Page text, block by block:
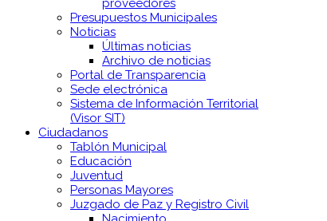
proveedores
Presupuestos Municipales
Noticias
Últimas noticias
Archivo de noticias
Portal de Transparencia
Sede electrónica
Sistema de Información Territorial
(Visor SIT)
Ciudadanos
Tablón Municipal
Educación
Juventud
Personas Mayores
Juzgado de Paz y Registro Civil